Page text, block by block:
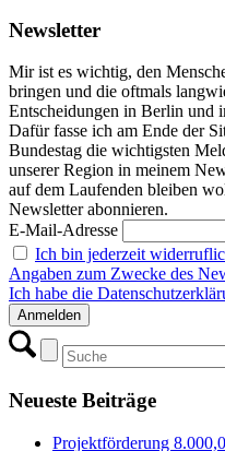
Newsletter
Mir ist es wichtig, den
bringen und die oftmals
Entscheidungen in Berlin und
Dafür fasse ich am Ende der
Bundestag die wichtigsten
unserer Region in meinem
auf dem Laufenden bleiben
Newsletter abonnieren.
E-Mail-Adresse
Ich bin jederzeit
Angaben zum Zwecke des
Ich habe die
Neueste Beiträge
Projektförderung